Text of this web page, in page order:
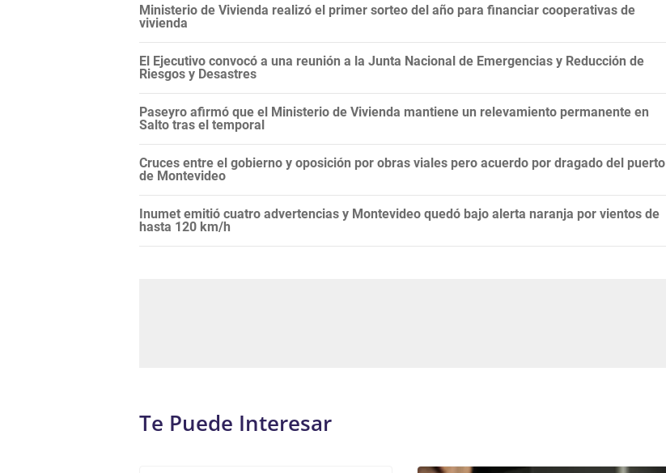
Ministerio de Vivienda realizó el primer sorteo del año para financiar cooperativas de
vivienda
El Ejecutivo convocó a una reunión a la Junta Nacional de Emergencias y Reducción de
Riesgos y Desastres
Paseyro afirmó que el Ministerio de Vivienda mantiene un relevamiento permanente en
Salto tras el temporal
Cruces entre el gobierno y oposición por obras viales pero acuerdo por dragado del puerto
de Montevideo
Inumet emitió cuatro advertencias y Montevideo quedó bajo alerta naranja por vientos de
hasta 120 km/h
Te Puede Interesar